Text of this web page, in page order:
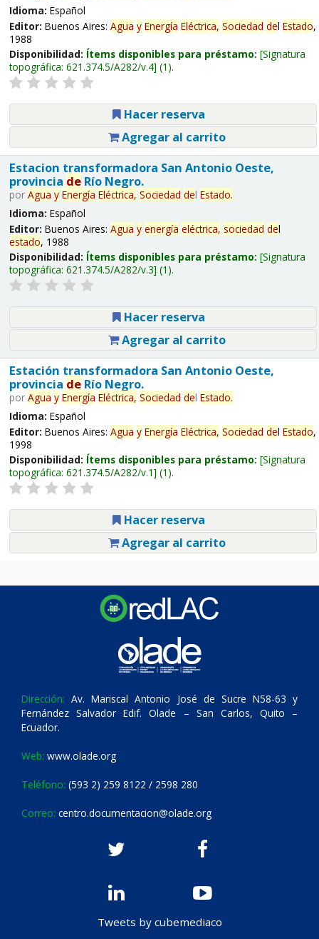
Idioma: Español
Editor: Buenos Aires: Agua y Energía Eléctrica, Sociedad del Estado,
1988
Disponibilidad: Ítems disponibles para préstamo: Signatura
topográfica: 621.374.5/A282/v.4 (1).
Hacer reserva
Agregar al carrito
Estacion transformadora San Antonio Oeste,
provincia deRío Negro.
por Agua y Energía Eléctrica, Sociedad del Estado.
Idioma: Español
Editor: Buenos Aires: Agua y energía eléctrica, sociedad del
estado, 1988
Disponibilidad: Ítems disponibles para préstamo: Signatura
topográfica: 621.374.5/A282/v.3 (1).
Hacer reserva
Agregar al carrito
Estación transformadora San Antonio Oeste,
provincia deRío Negro.
por Agua y Energía Eléctrica, Sociedad del Estado.
Idioma: Español
Editor: Buenos Aires: Agua y Energía Eléctrica, Sociedad del Estado,
1998
Disponibilidad: Ítems disponibles para préstamo: Signatura
topográfica: 621.374.5/A282/v.1 (1).
Hacer reserva
Agregar al carrito
Dirección: Av. Mariscal Antonio José de Sucre N58-63 y
Fernández Salvador Edif. Olade – San Carlos, Quito –
Ecuador.
Web: www.olade.org
Teléfono: (593 2) 259 8122 / 2598 280
Correo: centro.documentacion@olade.org
Tweets by cubemediaco